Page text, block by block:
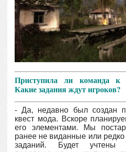
Приступила ли команда к
Какие задания ждут игроков?
- Да, недавно был создан
квест мода. Вскоре
его элементами. Мы
ранее не виданные или
заданий. Будет учтены